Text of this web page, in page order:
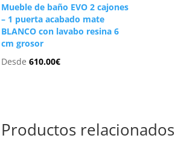
Mueble de baño EVO 2 cajones
– 1 puerta acabado mate
BLANCO con lavabo resina 6
cm grosor
Desde610.00€
Productos relacionados